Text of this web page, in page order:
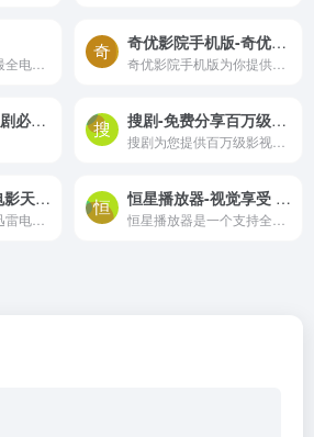
奇优影院手机版-奇优电影网
万亿影视-每日追剧必备良品 搜剧-免费分享百万级影视资源，致力打造顶尖影视搜索引擎，让您畅享无忧！
电影天堂GOD-电影天堂，最好的迅雷电影下载网，分享最新电影,高清电影下载！ 恒星播放器-视觉享受 随心而动-恒星播放器是一个支持全格式超高清真4K解码,蓝光HDR低占用,支持ISO文件直出的播放器.支持多显卡AI智能协同解码,流畅播放低延迟,拥有独家高速运动补偿算法,高帧电影极致享受,强大的插件扩展,支持madvr,自定义着